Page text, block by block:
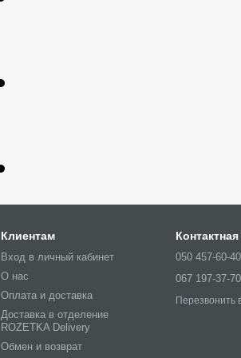
Клиентам
Вход в личный кабинет
О нас
Оплата и доставка
Доставка в отделение
ROZETKA Delivery
Обмен и возврат
050 457-60-40
067 197-37-70
Перезвонить